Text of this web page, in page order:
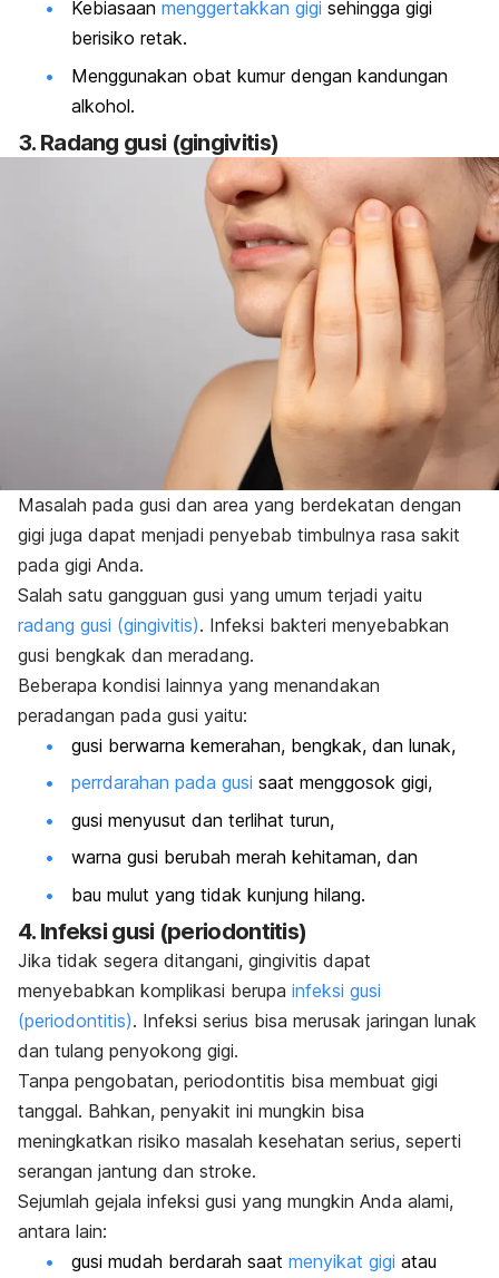
Kebiasaan menggertakkan gigi sehingga gigi
berisiko retak.
Menggunakan obat kumur dengan kandungan
alkohol.
3. Radang gusi (gingivitis)
Masalah pada gusi dan area yang berdekatan dengan
gigi juga dapat menjadi penyebab timbulnya rasa sakit
pada gigi Anda.
Salah satu gangguan gusi yang umum terjadi yaitu
radang gusi (gingivitis). Infeksi bakteri menyebabkan
gusi bengkak dan meradang.
Beberapa kondisi lainnya yang menandakan
peradangan pada gusi yaitu:
gusi berwarna kemerahan, bengkak, dan lunak,
perrdarahan pada gusi saat menggosok gigi,
gusi menyusut dan terlihat turun,
warna gusi berubah merah kehitaman, dan
bau mulut yang tidak kunjung hilang.
4. Infeksi gusi (periodontitis)
Jika tidak segera ditangani, gingivitis dapat
menyebabkan komplikasi berupa infeksi gusi
(periodontitis). Infeksi serius bisa merusak jaringan lunak
dan tulang penyokong gigi.
Tanpa pengobatan, periodontitis bisa membuat gigi
tanggal. Bahkan, penyakit ini mungkin bisa
meningkatkan risiko masalah kesehatan serius, seperti
serangan jantung dan stroke.
Sejumlah gejala infeksi gusi yang mungkin Anda alami,
antara lain:
gusi mudah berdarah saat menyikat gigi atau